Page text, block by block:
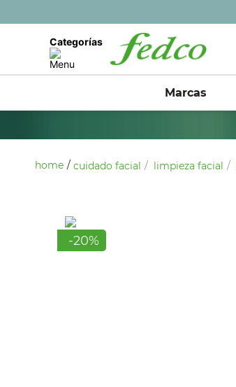
Categorías
Marcas
cuidado facial limpieza facial
-20%